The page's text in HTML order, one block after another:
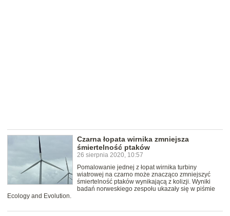
Czarna łopata wirnika zmniejsza
śmiertelność ptaków
26 sierpnia 2020, 10:57
Pomalowanie jednej z łopat wirnika turbiny
wiatrowej na czarno może znacząco zmniejszyć
śmiertelność ptaków wynikającą z kolizji. Wyniki
badań norweskiego zespołu ukazały się w piśmie
Ecology and Evolution.